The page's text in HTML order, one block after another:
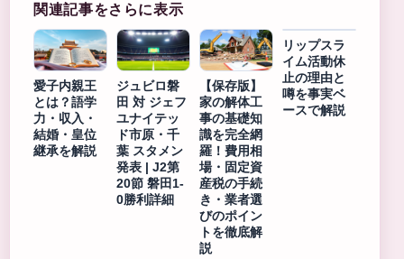
関連記事をさらに表示
愛子内親王
とは？語学
力・収入・
結婚・皇位
継承を解説
ジュビロ磐
田 対 ジェフ
ユナイテッ
ド市原・千
葉 スタメン
発表 | J2第
20節 磐田1-
0勝利詳細
【保存版】
家の解体工
事の基礎知
識を完全網
羅！費用相
場・固定資
産税の手続
き・業者選
びのポイン
トを徹底解
説
リップスラ
イム活動休
止の理由と
噂を事実ベ
ースで解説